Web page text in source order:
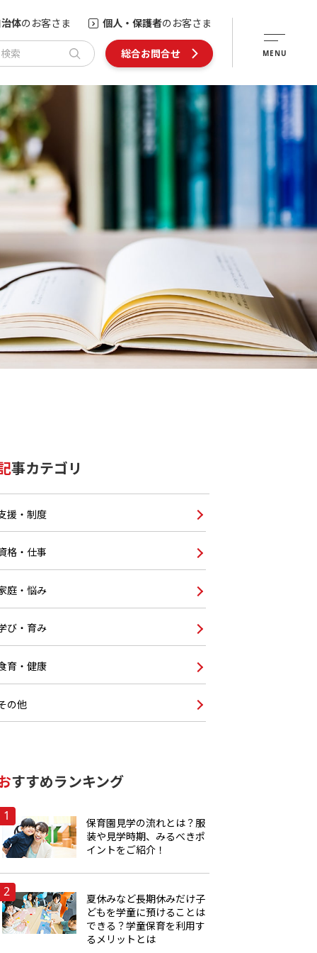
体のお客さま 個人・保護者のお客さま
索 総合お問合せ
記事カテゴリ
援・制度
格・仕事
庭・悩み
び・育み
育・健康
の他
おすすめランキング
保育園見学の流れとは？服
装や見学時期、みるべきポ
イントをご紹介！
夏休みなど長期休みだけ子
どもを学童に預けることは
できる？学童保育を利用す
るメリットとは